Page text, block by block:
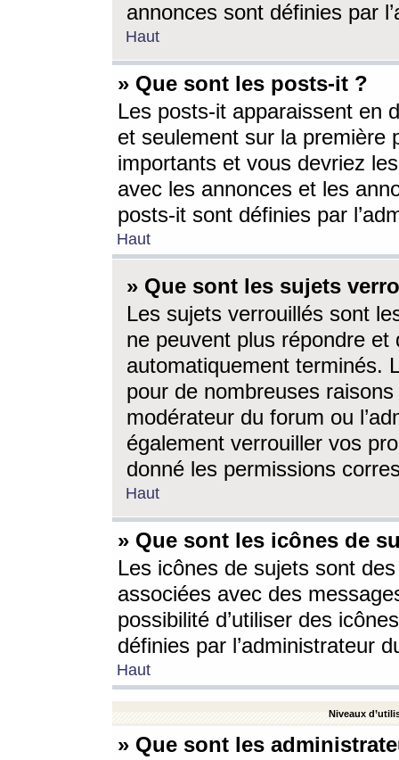
annonces sont définies par
Haut
» Que sont les posts-it ?
Les posts-it apparaissent en
et seulement sur la première
importants et vous devriez
avec les annonces et les
posts-it sont définies par
Haut
» Que sont les sujets
Les sujets verrouillés sont
ne peuvent plus répondre
automatiquement terminés.
pour de nombreuses
modérateur du forum ou
également verrouiller vos
donné les permissions
Haut
» Que sont les icônes de
Les icônes de sujets sont
associées avec des
possibilité d’utiliser des
définies par l’administrateur
Haut
Niveaux
» Que sont les